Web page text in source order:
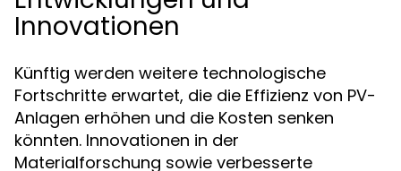
Innovationen
Künftig werden weitere technologische
Fortschritte erwartet, die die Effizienz von PV-
Anlagen erhöhen und die Kosten senken
könnten. Innovationen in der
Materialforschung sowie verbesserte